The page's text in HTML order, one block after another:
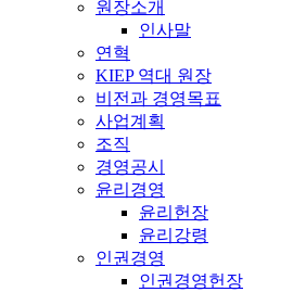
원장소개
인사말
연혁
KIEP 역대 원장
비전과 경영목표
사업계획
조직
경영공시
윤리경영
윤리헌장
윤리강령
인권경영
인권경영헌장